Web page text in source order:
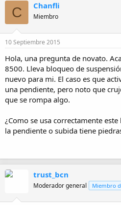
o
r
h
a
e
i
i
c
o
C Chanfli
Miembro
10 Septiembre 2015
Hola, una pregunta de novato.
8500. Lleva bloqueo de
nuevo para mi. El caso es que
una pendiente, pero noto que
que se rompa algo.
¿Como se usa correctamente
la pendiente o subida tiene
trust_bcn
Moderador general Miembro